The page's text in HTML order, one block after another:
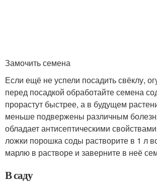
Замочить семена
Если ещё не успели посадить свёклу,
перед посадкой обработайте семена
прорастут быстрее, а в будущем
меньше подвержены различным
обладает антисептическими
ложки порошка соды растворите в 1 л
марлю в растворе и заверните в неё
В саду